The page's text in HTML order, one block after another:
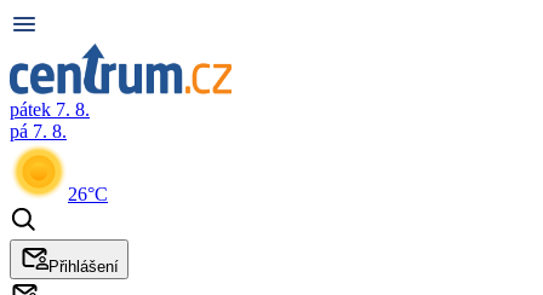
pátek 7. 8.
pá 7. 8.
26°C
Přihlášení